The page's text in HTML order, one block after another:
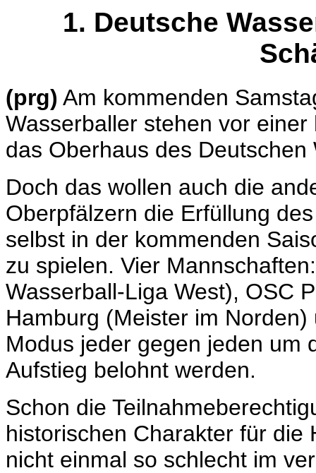
1. Deutsche
(prg) Am kommenden
Wasserballer stehen vor
das Oberhaus des
Doch das wollen auch die
Oberpfälzern die Erfüllung
selbst in der kommenden
zu spielen. Vier
Wasserball-Liga West), OSC
Hamburg (Meister im
Modus jeder gegen jeden um
Aufstieg belohnt werden.
Schon die
historischen Charakter für die
nicht einmal so schlecht im